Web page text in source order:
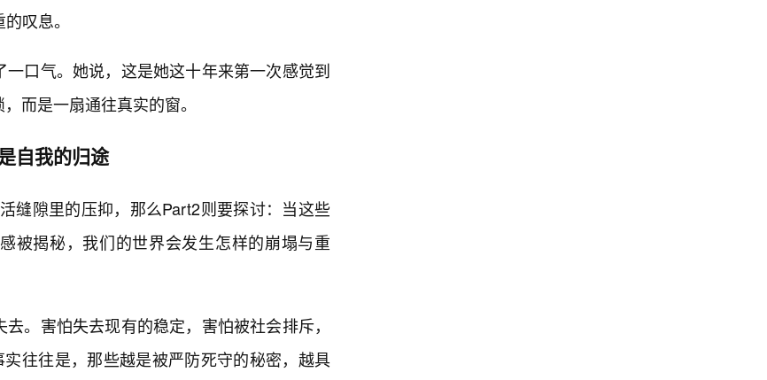
叹息。
口气。她说，这是她这十年来第一次感觉到
而是一扇通往真实的窗。
自我的归途
缝隙里的压抑，那么Part2则要探讨：当这些
被揭秘，我们的世界会发生怎样的崩塌与重
。害怕失去现有的稳定，害怕被社会排斥，
往往是，那些越是被严防死守的秘密，越具